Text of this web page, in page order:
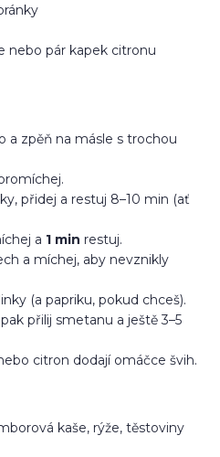
nebo pár kapek citronu
a zpěň na másle s trochou
přidej a restuj 8–10 min (ať
a 1 min restuj.
a míchej, aby nevznikly
(a papriku, pokud chceš).
přilij smetanu a ještě 3–5
citron dodají omáčce švih.
kaše, rýže, těstoviny